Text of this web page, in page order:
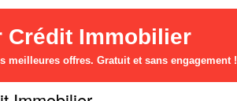
Crédit Immobilier
meilleures offres. Gratuit et sans engagement !